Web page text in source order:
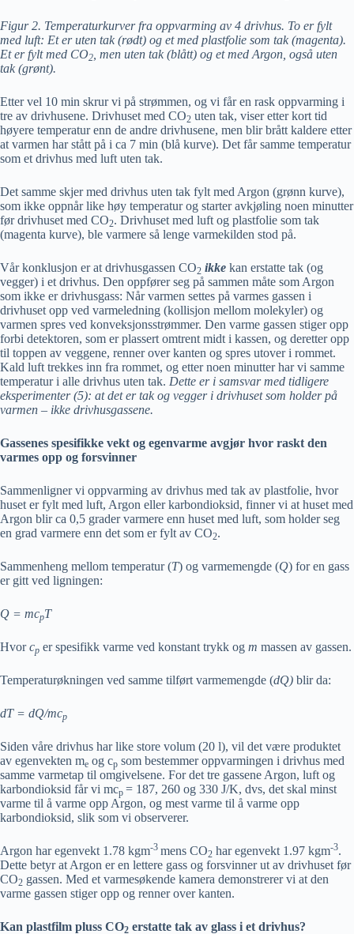
Figur 2. Temperaturkurver fra oppvarming av 4 drivhus. To er fylt
med luft: Et er uten tak (rødt) og et med plastfolie som tak (magenta).
Et er fylt med CO2 , men uten tak (blått) og et med Argon, også uten
tak (grønt).
Etter vel 10 min skrur vi på strømmen, og vi får en rask oppvarming i
tre av drivhusene. Drivhuset med CO2 uten tak, viser etter kort tid
høyere temperatur enn de andre drivhusene, men blir brått kaldere etter
at varmen har stått på i ca 7 min (blå kurve). Det får samme temperatur
som et drivhus med luft uten tak.
Det samme skjer med drivhus uten tak fylt med Argon (grønn kurve),
som ikke oppnår like høy temperatur og starter avkjøling noen minutter
før drivhuset med CO2. Drivhuset med luft og plastfolie som tak
(magenta kurve), ble varmere så lenge varmekilden stod på.
Vår konklusjon er at drivhusgassen CO2 ikke kan erstatte tak (og
vegger) i et drivhus. Den oppfører seg på sammen måte som Argon
som ikke er drivhusgass: Når varmen settes på varmes gassen i
drivhuset opp ved varmeledning (kollisjon mellom molekyler) og
varmen spres ved konveksjonsstrømmer. Den varme gassen stiger opp
forbi detektoren, som er plassert omtrent midt i kassen, og deretter opp
til toppen av veggene, renner over kanten og spres utover i rommet.
Kald luft trekkes inn fra rommet, og etter noen minutter har vi samme
temperatur i alle drivhus uten tak. Dette er i samsvar med tidligere
eksperimenter (5): at det er tak og vegger i drivhuset som holder på
varmen – ikke drivhusgassene.
Gassenes spesifikke vekt og egenvarme avgjør hvor raskt den
varmes opp og forsvinner
Sammenligner vi oppvarming av drivhus med tak av plastfolie, hvor
huset er fylt med luft, Argon eller karbondioksid, finner vi at huset med
Argon blir ca 0,5 grader varmere enn huset med luft, som holder seg
en grad varmere enn det som er fylt av CO2.
Sammenheng mellom temperatur (T) og varmemengde (Q) for en gass
er gitt ved ligningen:
Q = mcpT
Hvorcp er spesifikk varme ved konstant trykk og m massen av gassen.
Temperaturøkningen ved samme tilført varmemengde (dQ) blir da:
dT = dQ/mcp
Siden våre drivhus har like store volum (20 l), vil det være produktet
av egenvekten me og cp som bestemmer oppvarmingen i drivhus med
samme varmetap til omgivelsene. For det tre gassene Argon, luft og
karbondioksid får vi mcp = 187, 260 og 330 J/K, dvs, det skal minst
varme til å varme opp Argon, og mest varme til å varme opp
karbondioksid, slik som vi observerer.
Argon har egenvekt 1.78 kgm-3 mens CO2 har egenvekt 1.97 kgm-3.
Dette betyr at Argon er en lettere gass og forsvinner ut av drivhuset før
CO2 gassen. Med et varmesøkende kamera demonstrerer vi at den
varme gassen stiger opp og renner over kanten.
Kan plastfilm pluss CO2 erstatte tak av glass i et drivhus?